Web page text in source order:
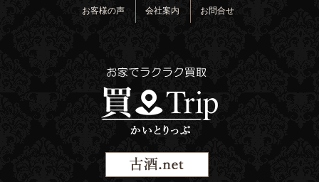
お客様の声 会社案内 お問合せ